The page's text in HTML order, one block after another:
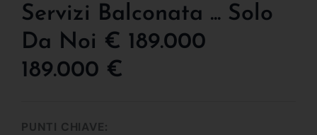
Servizi Balconata ... Solo
Da Noi € 189.000
189.000 €
PUNTI CHIAVE: